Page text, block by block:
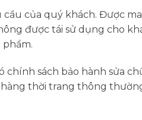
của quý khách. Được
được tái sử dụng cho
sách bảo hành sửa
thời trang thông